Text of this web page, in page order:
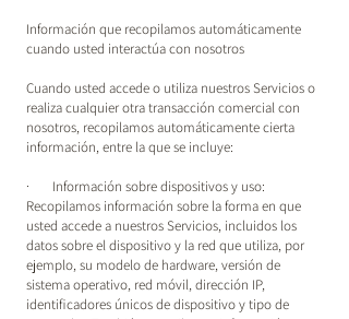
Información que recopilamos automáticamente
cuando usted interactúa con nosotros
Cuando usted accede o utiliza nuestros Servicios o
realiza cualquier otra transacción comercial con
nosotros, recopilamos automáticamente cierta
información, entre la que se incluye:
· Información sobre dispositivos y uso:
Recopilamos información sobre la forma en que
usted accede a nuestros Servicios, incluidos los
datos sobre el dispositivo y la red que utiliza, por
ejemplo, su modelo de hardware, versión de
sistema operativo, red móvil, dirección IP,
identificadores únicos de dispositivo y tipo de